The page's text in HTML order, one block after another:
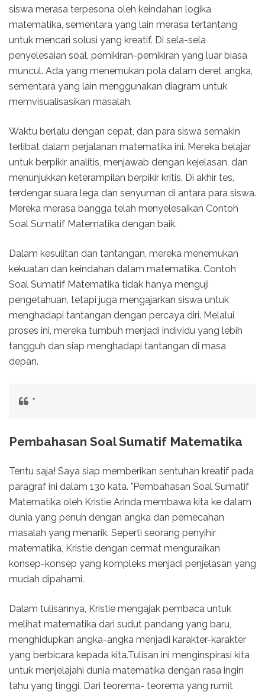
siswa merasa terpesona oleh keindahan logika
matematika, sementara yang lain merasa tertantang
untuk mencari solusi yang kreatif. Di sela-sela
penyelesaian soal, pemikiran-pemikiran yang luar biasa
muncul. Ada yang menemukan pola dalam deret angka,
sementara yang lain menggunakan diagram untuk
memvisualisasikan masalah.
Waktu berlalu dengan cepat, dan para siswa semakin
terlibat dalam perjalanan matematika ini. Mereka belajar
untuk berpikir analitis, menjawab dengan kejelasan, dan
menunjukkan keterampilan berpikir kritis. Di akhir tes,
terdengar suara lega dan senyuman di antara para siswa.
Mereka merasa bangga telah menyelesaikan Contoh
Soal Sumatif Matematika dengan baik.
Dalam kesulitan dan tantangan, mereka menemukan
kekuatan dan keindahan dalam matematika. Contoh
Soal Sumatif Matematika tidak hanya menguji
pengetahuan, tetapi juga mengajarkan siswa untuk
menghadapi tantangan dengan percaya diri. Melalui
proses ini, mereka tumbuh menjadi individu yang lebih
tangguh dan siap menghadapi tantangan di masa
depan.
"
Pembahasan Soal Sumatif Matematika
Tentu saja! Saya siap memberikan sentuhan kreatif pada
paragraf ini dalam 130 kata. "Pembahasan Soal Sumatif
Matematika oleh Kristie Arinda membawa kita ke dalam
dunia yang penuh dengan angka dan pemecahan
masalah yang menarik. Seperti seorang penyihir
matematika, Kristie dengan cermat menguraikan
konsep-konsep yang kompleks menjadi penjelasan yang
mudah dipahami.
Dalam tulisannya, Kristie mengajak pembaca untuk
melihat matematika dari sudut pandang yang baru,
menghidupkan angka-angka menjadi karakter-karakter
yang berbicara kepada kita.Tulisan ini menginspirasi kita
untuk menjelajahi dunia matematika dengan rasa ingin
tahu yang tinggi. Dari teorema- teorema yang rumit